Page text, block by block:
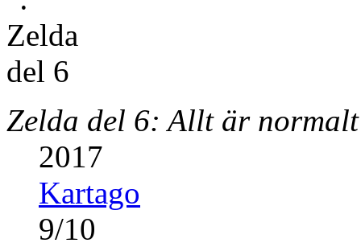
Zelda del 6: Allt är normalt
2017
Kartago
9/10